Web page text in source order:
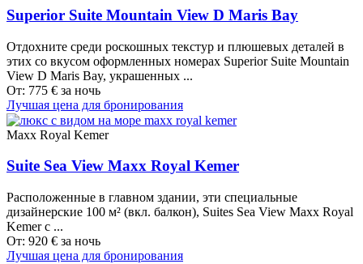
Superior Suite Mountain View D Maris Bay
Отдохните среди роскошных текстур и плюшевых деталей в
этих со вкусом оформленных номерах Superior Suite Mountain
View D Maris Bay, украшенных ...
От: 775 € за ночь
Лучшая цена для бронирования
Maxx Royal Kemer
Suite Sea View Maxx Royal Kemer
Расположенные в главном здании, эти специальные
дизайнерские 100 м² (вкл. балкон), Suites Sea View Maxx Royal
Kemer с ...
От: 920 € за ночь
Лучшая цена для бронирования